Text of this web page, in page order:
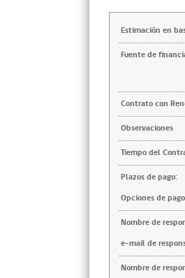
Estimación en
Fuente de
Contrato con
Observaciones
Tiempo del
Plazos de pago:
Opciones de
Nombre de
e-mail de
Nombre de